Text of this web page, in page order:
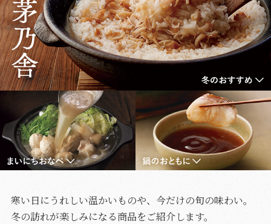
寒い日にうれしい温かいものや、今だけの旬の味わい。
冬の訪れが楽しみになる商品をご紹介します。